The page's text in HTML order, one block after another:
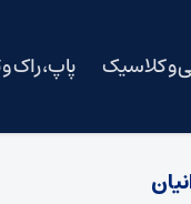
و کلاسیک پاپ، راک